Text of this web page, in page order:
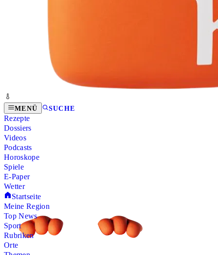
MENÜ SUCHE
Rezepte
Dossiers
Videos
Podcasts
Horoskope
Spiele
E-Paper
Wetter
Startseite
Meine Region
Top News
Sport
Rubriken
Orte